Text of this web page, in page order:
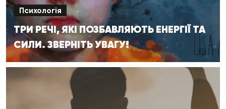
Психологія
ТРИ РЕЧІ, ЯКІ ПОЗБАВЛЯЮТЬ ЕНЕРГІЇ ТА
СИЛИ. ЗВЕРНІТЬ УВАГУ!